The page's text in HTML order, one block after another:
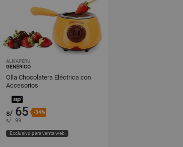
ALIVAPERU
GENÉRICO
Olla Chocolatera Eléctrica con
Accesorios
s/ 65 -34%
s/ 99
Exclusivo para venta web